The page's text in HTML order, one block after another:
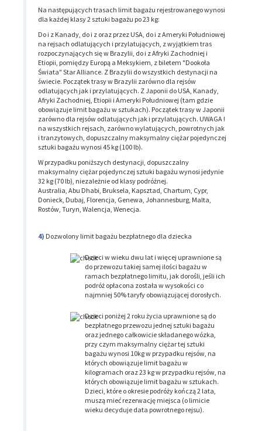
Na następujących trasach limit bagażu rejestrowanego wynosi
dla każdej klasy 2 sztuki bagażu po 23 kg:
Do i z Kanady, do i z oraz przez USA, do i z Ameryki Południowej
na rejsach odlatujących i przylatujących, z wyjątkiem tras
rozpoczynających się w Brazylii, do i z Afryki Zachodniej i
Etiopii, pomiędzy Europą a Meksykiem, z biletem "Dookoła
Świata" Star Alliance. Z Brazylii do wszystkich destynacji na
świecie. Początek trasy w Brazylii zarówno dla rejsów
odlatujących jak i przylatujących. Z Japonii do USA, Kanady,
Afryki Zachodniej, Etiopii i Ameryki Południowej (tam gdzie
obowiązuje limit bagażu w sztukach). Początek trasy w Japonii
zarówno dla rejsów odlatujących jak i przylatujących. UWAGA !
na wszystkich rejsach, zarówno wylatujących, powrotnych jak
i tranzytowych, dopuszczalny maksymalny ciężar pojedynczej
sztuki bagażu wynosi 45 kg (100 lb).
W przypadku poniższych destynacji, dopuszczalny
maksymalny ciężar pojedynczej sztuki bagażu wynosi jedynie
32 kg (70 lb), niezależnie od klasy podróżnej.
Australia, Abu Dhabi, Bruksela, Kapsztad, Chartum, Cypr,
Donieck, Dubaj, Florencja, Genewa, Johannesburg, Malta,
Rostów, Turyn, Walencja, Wenecja.
Dozwolony limit bagażu bezpłatnego dla dziecka
Dzieci w wieku dwu lat i więcej uprawnione są
do przewozu takiej samej ilości bagażu w
ramach bezpłatnego limitu, jak dorośli, jeśli ich
podróż opłacona została w wysokości co
najmniej 50% taryfy obowiązującej dorosłych.
Dzieci poniżej 2 roku życia uprawnione są do
bezpłatnego przewozu jednej sztuki bagażu
oraz jednego całkowicie składanego wózka,
przy czym maksymalny ciężar tej sztuki
bagażu wynosi 10kg w przypadku rejsów, na
których obowiązuje limit bagażu w
kilogramach oraz 23 kg w przypadku rejsów, na
których obowiązuje limit bagażu w sztukach.
Dzieci, które o okresie podróży kończą 2 lata,
muszą mieć rezerwację miejsca (o limicie
wieku decyduje data powrotnego rejsu).